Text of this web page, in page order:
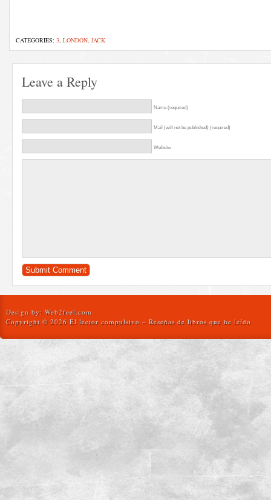
CATEGORIES: 3, LONDON, JACK
Leave a Reply
Name (required)
Mail (will not be published) (required)
Website
Design by: Web2feel.com
Copyright © 2026 El lector compulsivo – Reseñas de libros que he leído